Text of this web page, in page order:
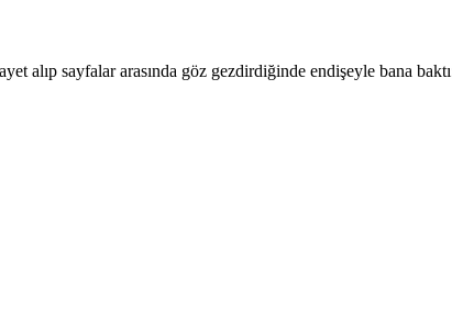
alıp sayfalar arasında göz gezdirdiğinde endişeyle bana